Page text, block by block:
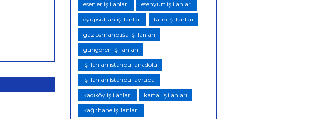
esenler iş ilanları esenyurt iş ilanları
eyüpsultan iş ilanları fatih iş ilanları
gaziosmanpaşa iş ilanları
güngören iş ilanları
iş ilanları istanbul anadolu
iş ilanları istanbul avrupa
kadıköy iş ilanları kartal iş ilanları
kağıthane iş ilanları